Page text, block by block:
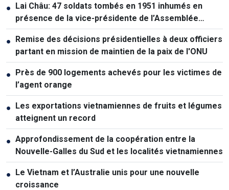
● Lai Châu: 47 soldats tombés en 1951 inhumés en
présence de la vice-présidente de l’Assemblée
nationale
● Remise des décisions présidentielles à deux officiers
partant en mission de maintien de la paix de l'ONU
● Près de 900 logements achevés pour les victimes de
l’agent orange
● Les exportations vietnamiennes de fruits et légumes
atteignent un record
● Approfondissement de la coopération entre la
Nouvelle-Galles du Sud et les localités vietnamiennes
● Le Vietnam et l’Australie unis pour une nouvelle
croissance